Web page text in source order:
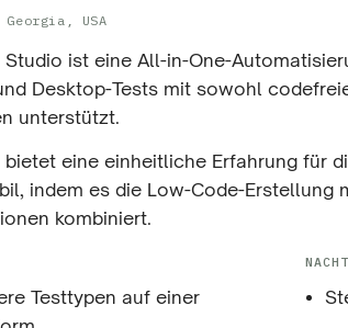
USA
Studio ist eine All-in-One-
Desktop-Tests mit sowohl
unterstützt.
bietet eine einheitliche Erfahrung für
indem es die Low-Code-Erstellung
kombiniert.
Testtypen auf einer